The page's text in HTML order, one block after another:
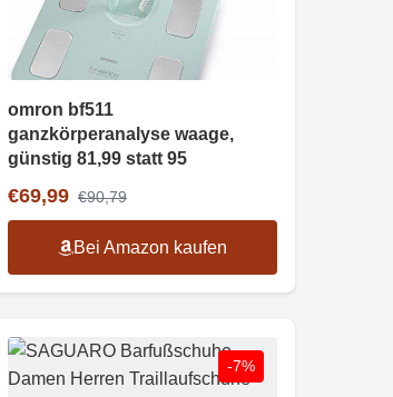
omron bf511
ganzkörperanalyse waage,
günstig 81,99 statt 95
€69,99 €90,79
Bei Amazon kaufen
-7%